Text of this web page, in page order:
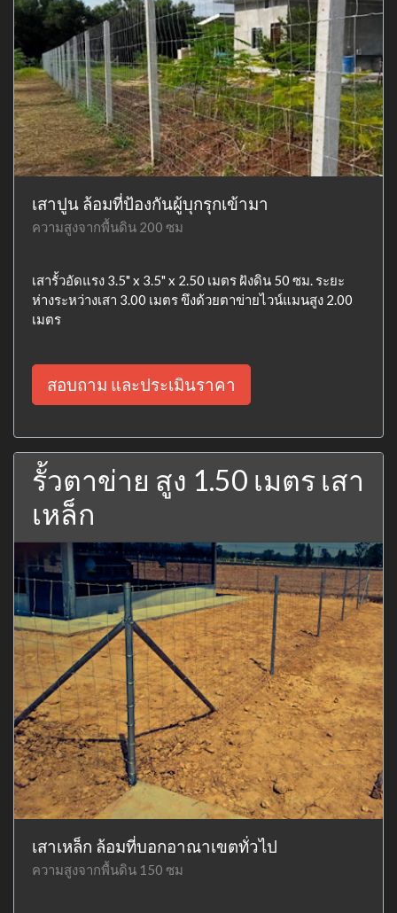
เสาปูน ล้อมที่ป้องกันผู้บุกรุกเข้ามา
ความสูงจากพื้นดิน 200 ซม
เสารั้วอัดแรง 3.5" x 3.5" x 2.50 เมตร ฝังดิน 50 ซม. ระยะ
ห่างระหว่างเสา 3.00 เมตร ขึงด้วยตาข่ายไวน์แมนสูง 2.00
เมตร
สอบถาม และประเมินราคา
รั้วตาข่าย สูง 1.50 เมตร เสา
เหล็ก
เสาเหล็ก ล้อมที่บอกอาณาเขตทั่วไป
ความสูงจากพื้นดิน 150 ซม